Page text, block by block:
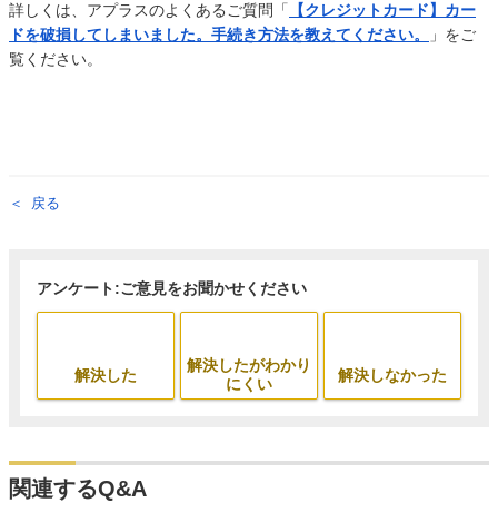
詳しくは、アプラスのよくあるご質問「
【クレジットカード】カー
ドを破損してしまいました。手続き方法を教えてください。
」をご
覧ください。
戻る
アンケート:ご意見をお聞かせください
解決した
解決したがわかり
にくい
解決しなかった
関連するQ&A